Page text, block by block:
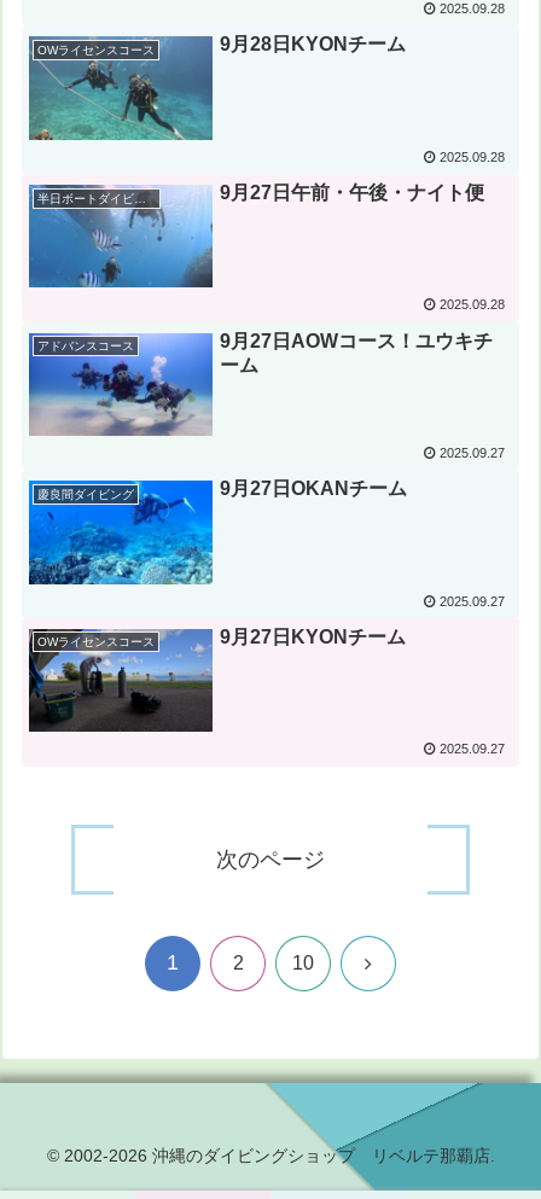
2025.09.28
OWライセンスコース 9月28日KYONチーム
2025.09.28
半日ボートダイビング 9月27日午前・午後・ナイト便
2025.09.28
アドバンスコース
9月27日AOWコース！ユウキチ
ーム
2025.09.27
慶良間ダイビング 9月27日OKANチーム
2025.09.27
OWライセンスコース 9月27日KYONチーム
2025.09.27
次のページ
1 2 10 次
© 2002-2026 沖縄のダイビングショップ リベルテ那覇店.